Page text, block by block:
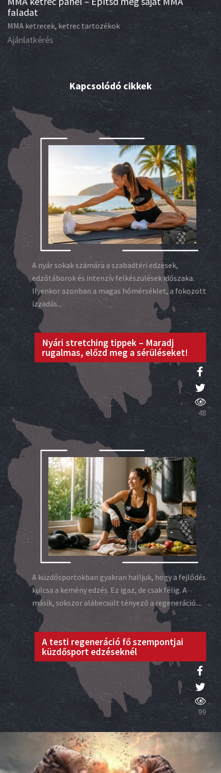
faladat
MMA ketrecek, ketrec tartozékok
Ajánlatkérés
Kapcsolódó cikkek
A nyár sokak számára a szabadtéri edzések,
edzőtáborok és intenzív felkészülések időszaka.
Ilyenkor azonban a magas hőmérséklet, a fokozott
izzadás...
Nyári stretching tippek – Maradj
rugalmas, előzd meg a sérüléseket!
48
A küzdősportokban gyakran halljuk, hogy a fejlődés
kulcsa a kemény edzés. Ez igaz, de csak félig. A
másik, sokszor alábecsült tényező a regeneráció....
A testi regeneráció fő szempontjai
küzdősport edzéseknél
99